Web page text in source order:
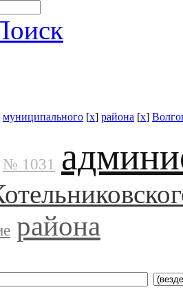
муниципального [x] района [x]
№ 1031
района